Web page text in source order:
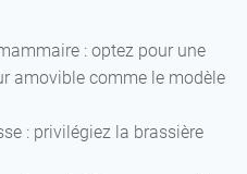
: optez pour une
amovible comme le modèle
: privilégiez la brassière